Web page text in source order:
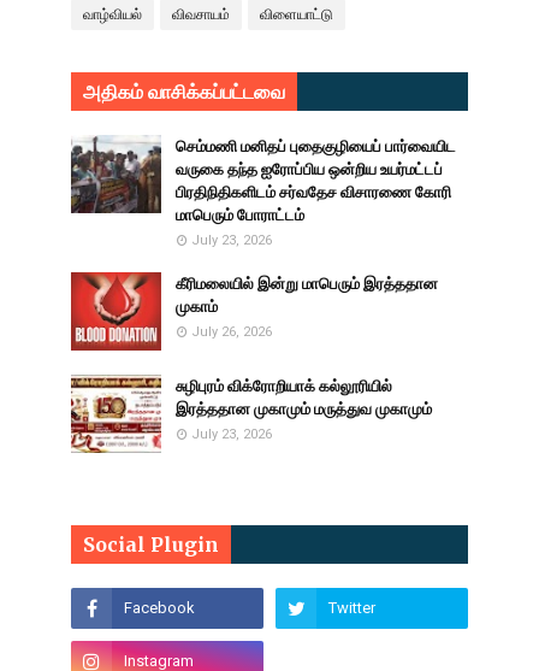
வாழ்வியல் விவசாயம் விளையாட்டு
அதிகம் வாசிக்கப்பட்டவை
செம்மணி மனிதப் புதைகுழியைப் பார்வையிட
வருகை தந்த ஐரோப்பிய ஒன்றிய உயர்மட்டப்
பிரதிநிதிகளிடம் சர்வதேச விசாரணை கோரி
மாபெரும் போராட்டம்
July 23, 2026
கீரிமலையில் இன்று மாபெரும் இரத்ததான
முகாம்
July 26, 2026
சுழிபுரம் விக்ரோறியாக் கல்லூரியில்
இரத்ததான முகாமும் மருத்துவ முகாமும்
July 23, 2026
Social Plugin